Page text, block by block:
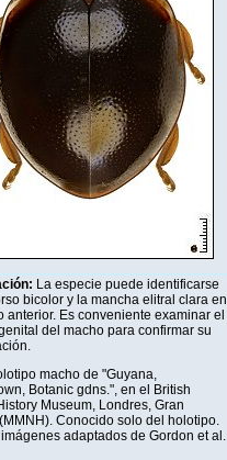
La especie puede identificarse
bicolor y la mancha elitral clara en
anterior. Es conveniente examinar el
del macho para confirmar su
macho de "Guyana,
Botanic gdns.", en el British
Museum, Londres, Gran
Conocido solo del holotipo.
adaptados de Gordon et al.